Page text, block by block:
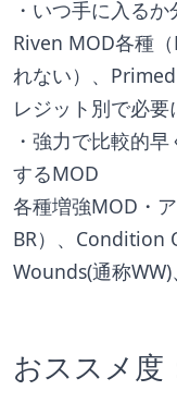
・いつ手に入る
Riven MOD各種
れない）、
レジット別で必
・強力で比較的
するMOD
各種増強MOD・
BR）、Condition
Wounds(通称
おススメ